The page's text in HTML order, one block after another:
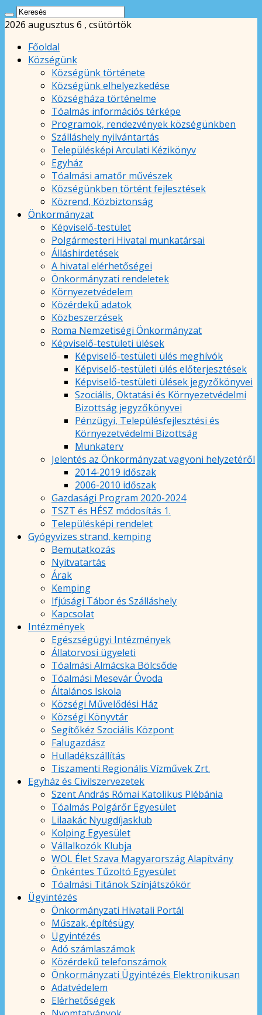
2026 augusztus 6 , csütörtök
Főoldal
Községünk
Községünk története
Községünk elhelyezkedése
Községháza történelme
Tóalmás információs térképe
Programok, rendezvények községünkben
Szálláshely nyilvántartás
Településképi Arculati Kézikönyv
Egyház
Tóalmási amatőr művészek
Községünkben történt fejlesztések
Közrend, Közbiztonság
Önkormányzat
Képviselő-testület
Polgármesteri Hivatal munkatársai
Álláshirdetések
A hivatal elérhetőségei
Önkormányzati rendeletek
Környezetvédelem
Közérdekű adatok
Közbeszerzések
Roma Nemzetiségi Önkormányzat
Képviselő-testületi ülések
Képviselő-testületi ülés meghívók
Képviselő-testületi ülés előterjesztések
Képviselő-testületi ülések jegyzőkönyvei
Szociális, Oktatási és Környezetvédelmi
Bizottság jegyzőkönyvei
Pénzügyi, Településfejlesztési és
Környezetvédelmi Bizottság
Munkaterv
Jelentés az Önkormányzat vagyoni helyzetéről
2014-2019 időszak
2006-2010 időszak
Gazdasági Program 2020-2024
TSZT és HÉSZ módosítás 1.
Településképi rendelet
Gyógyvizes strand, kemping
Bemutatkozás
Nyitvatartás
Árak
Kemping
Ifjúsági Tábor és Szálláshely
Kapcsolat
Intézmények
Egészségügyi Intézmények
Állatorvosi ügyeleti
Tóalmási Almácska Bölcsőde
Tóalmási Mesevár Óvoda
Általános Iskola
Községi Művelődési Ház
Községi Könyvtár
Segítőkéz Szociális Központ
Falugazdász
Hulladékszállítás
Tiszamenti Regionális Vízművek Zrt.
Egyház és Civilszervezetek
Szent András Római Katolikus Plébánia
Tóalmás Polgárőr Egyesület
Lilaakác Nyugdíjasklub
Kolping Egyesület
Vállalkozók Klubja
WOL Élet Szava Magyarország Alapítvány
Önkéntes Tűzoltó Egyesület
Tóalmási Titánok Színjátszókör
Ügyintézés
Önkormányzati Hivatali Portál
Műszak, építésügy
Ügyintézés
Adó számlaszámok
Közérdekű telefonszámok
Önkormányzati Ügyintézés Elektronikusan
Adatvédelem
Elérhetőségek